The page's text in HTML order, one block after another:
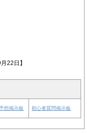
月22日】
想掲示板 初心者質問掲示板